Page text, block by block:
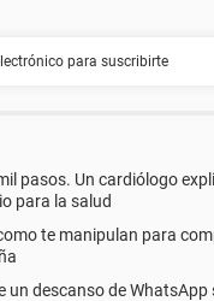
pasos. Un cardiólogo
para la salud
te manipulan para
un descanso de WhatsApp